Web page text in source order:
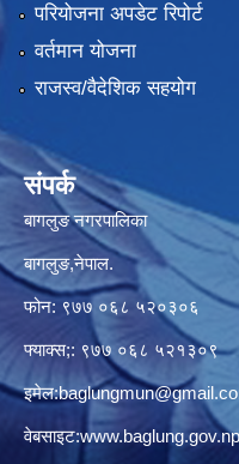
परियोजना अपडेट रिपोर्ट
वर्तमान योजना
राजस्व/वैदेशिक सहयोग
संपर्क
बागलुङ नगरपालिका
बागलुङ,नेपाल.
फोन: ९७७ ०६८ ५२०३०६
फ्याक्स;: ९७७ ०६८ ५२१३०९
इमेल:
वेबसाइट:www.baglung.gov.np